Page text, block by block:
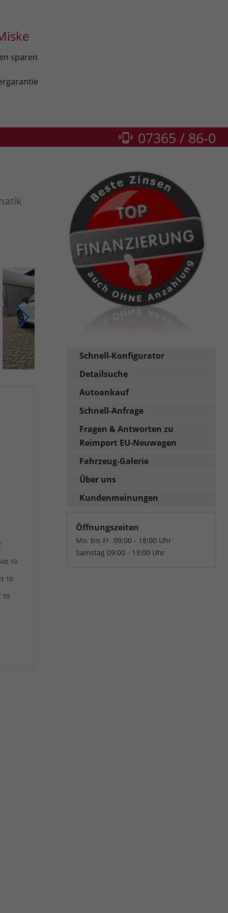
sparen
07365 / 86-0
10
10
10
Schnell-Konfigurator
Detailsuche
Autoankauf
Schnell-Anfrage
Fragen & Antworten zu
Reimport EU-Neuwagen
Fahrzeug-Galerie
Über uns
Kundenmeinungen
Öffnungszeiten
Mo. bis Fr. 09:00 - 18:00 Uhr
Samstag 09:00 - 13:00 Uhr